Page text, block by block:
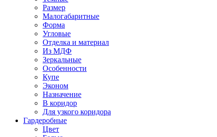
Размер
Малогабаритные
Форма
Угловые
Отделка и материал
Из МДФ
Зеркальные
Особенности
Купе
Эконом
Назначение
В коридор
Для узкого коридора
Гардеробные
Цвет